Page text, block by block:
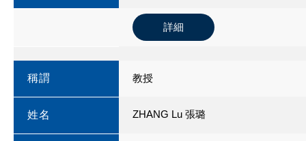
詳細
稱謂 教授
姓名 ZHANG Lu 張璐